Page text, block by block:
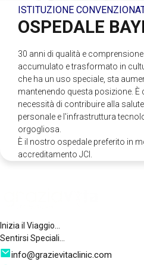
ISTITUZIONE
OSPEDALE
30 anni di qualità e
accumulato e trasformato in
che ha un uso speciale, sta
mantenendo questa posizione. È
necessità di contribuire alla
personale e l'infrastruttura
orgogliosa.
È il nostro ospedale preferito in
accreditamento JCI.
Inizia il Viaggio…
Sentirsi Speciali…
info@grazievitaclinic.com